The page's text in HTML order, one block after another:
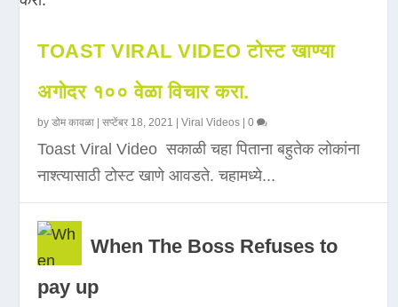
TOAST VIRAL VIDEO टोस्ट खाण्या
अगोदर १०० वेळा विचार करा.
byडोम कावळा |सप्टेंबर 18, 2021 |Viral Videos |0
Toast Viral Video सकाळी चहा पिताना बहुतेक लोकांना
नाश्त्यासाठी टोस्ट खाणे आवडते. चहामध्ये...
When The Boss Refuses to
pay up